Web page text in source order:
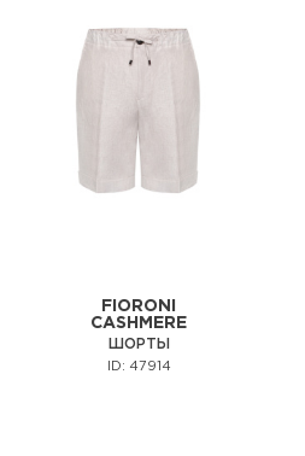
FIORONI
CASHMERE
ШОРТЫ
ID: 47914